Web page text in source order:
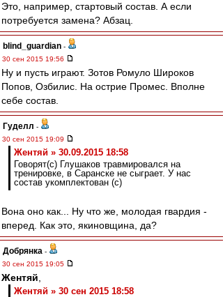
Это, например, стартовый состав. А если
потребуется замена? Абзац.
blind_guardian -
30 сен 2015 19:56
Ну и пусть играют. Зотов Ромуло Широков
Попов, Озбилис. На острие Промес. Вполне
себе состав.
Гуделл -
30 сен 2015 19:09
Жентяй » 30.09.2015 18:58
Говорят(с) Глушаков травмировался на
тренировке, в Саранске не сыграет. У нас
состав укомплектован (с)
Вона оно как... Ну что же, молодая гвардия -
вперед. Как это, якиновщина, да?
Добрянка -
30 сен 2015 19:05
Жентяй
Жентяй » 30 сен 2015 18:58